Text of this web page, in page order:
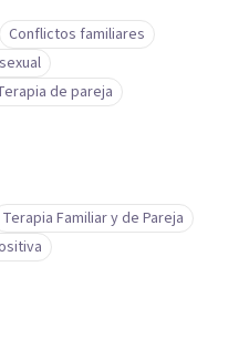
Conflictos familiares
de pareja
Terapia Familiar y de Pareja